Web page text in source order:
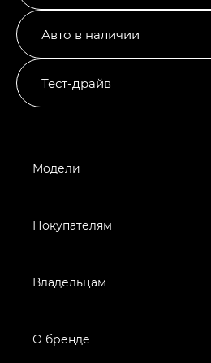
Авто в наличии
Тест-драйв
Модели
Покупателям
Владельцам
О бренде